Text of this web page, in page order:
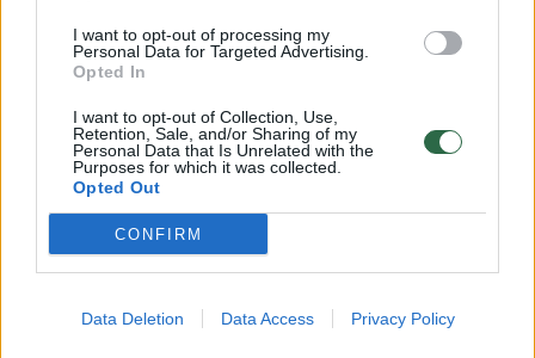
I want to opt-out of processing my
Personal Data for Targeted Advertising.
Opted In
I want to opt-out of Collection, Use,
Retention, Sale, and/or Sharing of my
Personal Data that Is Unrelated with the
Purposes for which it was collected.
Opted Out
CONFIRM
Data Deletion Data Access Privacy Policy
Žinios | Pasaulis
Suomijos ministras: Europa nėra sala, karas Sirijoje mus
paveiks